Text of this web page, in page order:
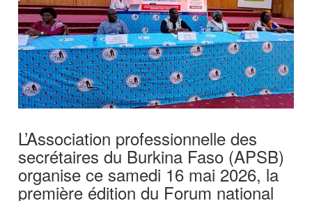
L’Association professionnelle des
secrétaires du Burkina Faso (APSB)
organise ce samedi 16 mai 2026, la
première édition du Forum national